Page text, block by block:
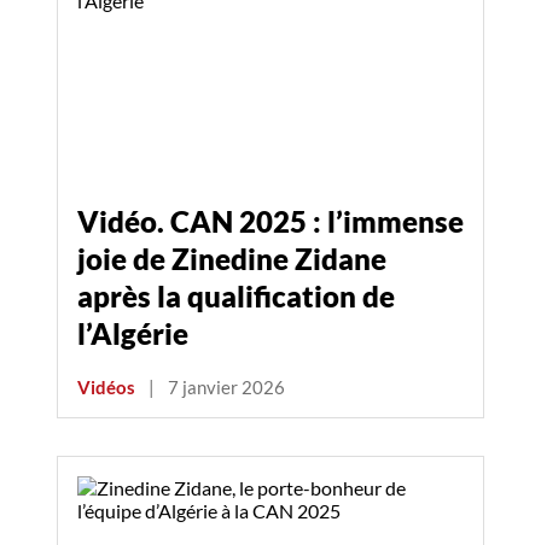
Vidéo. CAN 2025 : l’immense
joie de Zinedine Zidane
après la qualification de
l’Algérie
Vidéos | 7 janvier 2026